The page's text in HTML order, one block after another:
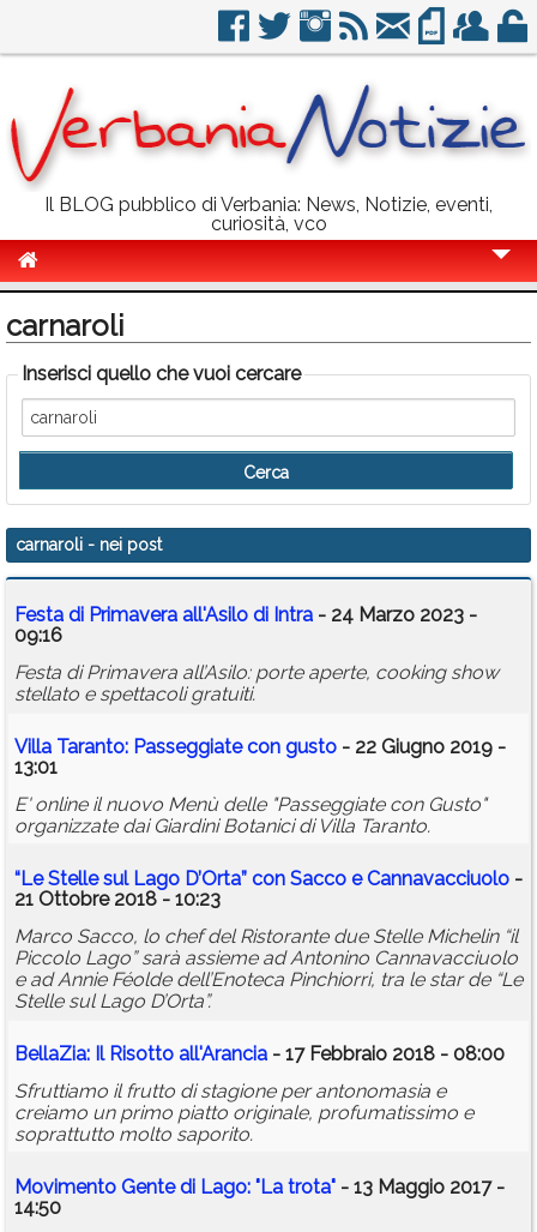
Il BLOG pubblico di Verbania: News, Notizie, eventi,
curiosità, vco
Politica
Sport
Eventi
Info Utili
Rubriche
Calendario
Annunci
carnaroli
Inserisci quello che vuoi cercare
carnaroli - nei post
Festa di Primavera all'Asilo di Intra - 24 Marzo 2023 -
09:16
Festa di Primavera all’Asilo: porte aperte, cooking show
stellato e spettacoli gratuiti.
Villa Taranto: Passeggiate con gusto - 22 Giugno 2019 -
13:01
E' online il nuovo Menù delle "Passeggiate con Gusto"
organizzate dai Giardini Botanici di Villa Taranto.
“Le Stelle sul Lago D’Orta” con Sacco e Cannavacciuolo -
21 Ottobre 2018 - 10:23
Marco Sacco, lo chef del Ristorante due Stelle Michelin “il
Piccolo Lago” sarà assieme ad Antonino Cannavacciuolo
e ad Annie Féolde dell’Enoteca Pinchiorri, tra le star de “Le
Stelle sul Lago D’Orta”.
BellaZia: Il Risotto all'Arancia - 17 Febbraio 2018 - 08:00
Sfruttiamo il frutto di stagione per antonomasia e
creiamo un primo piatto originale, profumatissimo e
soprattutto molto saporito.
Movimento Gente di Lago: "La trota" - 13 Maggio 2017 -
14:50